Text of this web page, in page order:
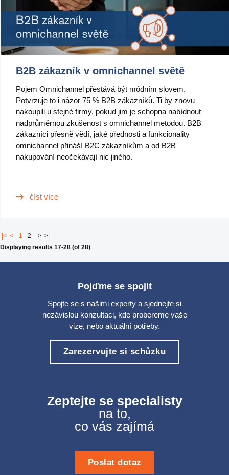
B2B zákazník v omnichannel světě
Pojem Omnichannel přestává být módním slovem.
Potvrzuje to i názor 75 % B2B zákazníků. Ti by znovu
nakoupili u stejné firmy, pokud jim je schopna nabídnout
nadprůměrnou zkušenost s omnichannel metodou. B2B
zákazníci přesně vědí, jaké přednosti a funkcionality
omnichannel přináší B2C zákazníkům a od B2B
nakupování neočekávají nic jiného.
číst více
|< < 1 - 2 > >|
Displaying results 17-28 (of 28)
Zeptejte se specialisty
na to,
co vás zajímá
Poslat dotaz
Pojďme se spojit
Spojte se s našimi experty a sjednejte si
nezávislou konzultaci, kde probereme vaše
vize, nebo aktuální potřeby.
Zarezervujte si schůzku